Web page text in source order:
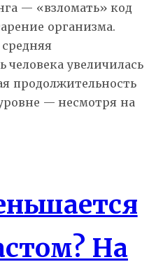
— «взломать» код
организма.
увеличилась
продолжительность
— несмотря на
На